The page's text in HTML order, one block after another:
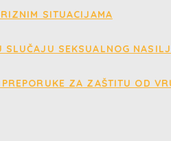
SITUACIJAMA
SLUČAJU SEKSUALNOG
ZA ZAŠTITU OD